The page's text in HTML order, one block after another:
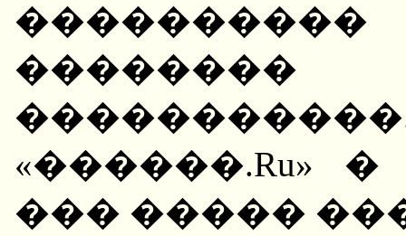
«������.Ru»
��� �����